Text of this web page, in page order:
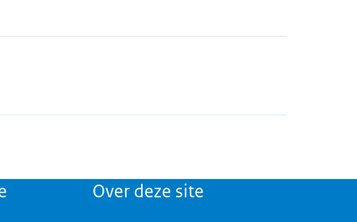
Over deze site